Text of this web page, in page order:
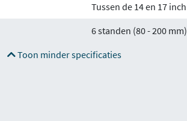
Tussen de 14 en 17 inch
6 standen (80 - 200 mm)
Toon minder specificaties